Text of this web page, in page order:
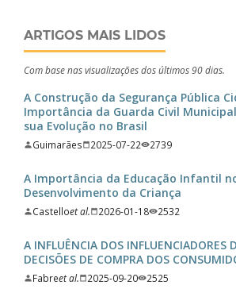
ARTIGOS MAIS LIDOS
Com base nas visualizações dos últimos 90 dias.
A Construção da Segurança Pública
Importância da Guarda Civil
sua Evolução no Brasil
Guimarães 2025-07-22 2739
A Importância da Educação Infantil
Desenvolvimento da Criança
Castelloet al. 2026-01-18 2532
A INFLUÊNCIA DOS INFLUENCIADORES
DECISÕES DE COMPRA DOS
Fabreet al. 2025-09-20 2525